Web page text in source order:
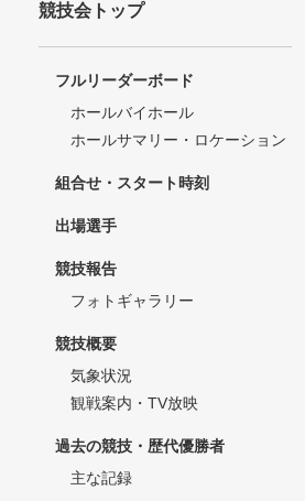
競技会トップ
フルリーダーボード
ホールバイホール
ホールサマリー・ロケーション
組合せ・スタート時刻
出場選手
競技報告
フォトギャラリー
競技概要
気象状況
観戦案内・TV放映
過去の競技・歴代優勝者
主な記録